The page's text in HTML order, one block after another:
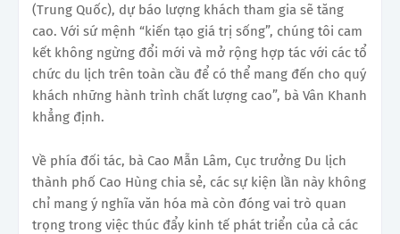
(Trung Quốc), dự báo lượng khách tham gia sẽ tăng
cao. Với sứ mệnh “kiến tạo giá trị sống”, chúng tôi cam
kết không ngừng đổi mới và mở rộng hợp tác với các tổ
chức du lịch trên toàn cầu để có thể mang đến cho quý
khách những hành trình chất lượng cao”, bà Vân Khanh
khẳng định.
Về phía đối tác, bà Cao Mẫn Lâm, Cục trưởng Du lịch
thành phố Cao Hùng chia sẻ, các sự kiện lần này không
chỉ mang ý nghĩa văn hóa mà còn đóng vai trò quan
trọng trong việc thúc đẩy kinh tế phát triển của cả các